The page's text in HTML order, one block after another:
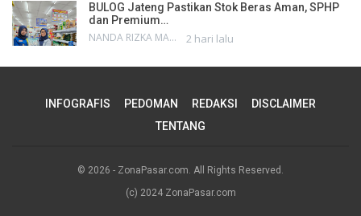
BULOG Jateng Pastikan Stok Beras Aman, SPHP
dan Premium…
NANDA RIZKA MAHENDRA 2 hari lalu
INFOGRAFIS PEDOMAN REDAKSI
DISCLAIMER
TENTANG
© 2026 - ZonaPasar.com. All Rights Reserved.
(c) 2024 ZonaPasar.com